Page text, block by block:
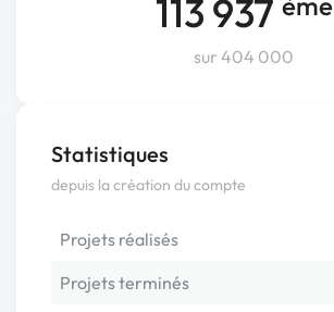
113 937
sur 404 000
Statistiques
depuis la création du compte
Projets réalisés
Projets terminés